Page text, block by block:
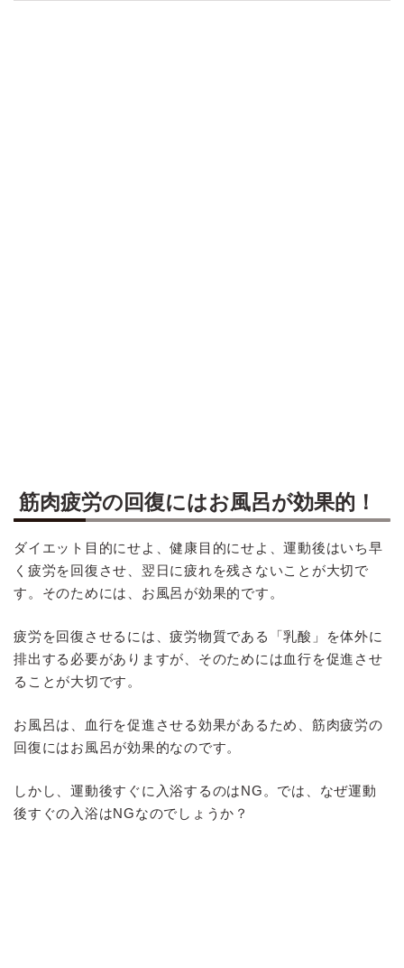
筋肉疲労の回復にはお風呂が効果的！
ダイエット目的にせよ、健康目的にせよ、運動後はいち早
く疲労を回復させ、翌日に疲れを残さないことが大切で
す。そのためには、お風呂が効果的です。
疲労を回復させるには、疲労物質である「乳酸」を体外に
排出する必要がありますが、そのためには血行を促進させ
ることが大切です。
お風呂は、血行を促進させる効果があるため、筋肉疲労の
回復にはお風呂が効果的なのです。
しかし、運動後すぐに入浴するのはNG。では、なぜ運動
後すぐの入浴はNGなのでしょうか？